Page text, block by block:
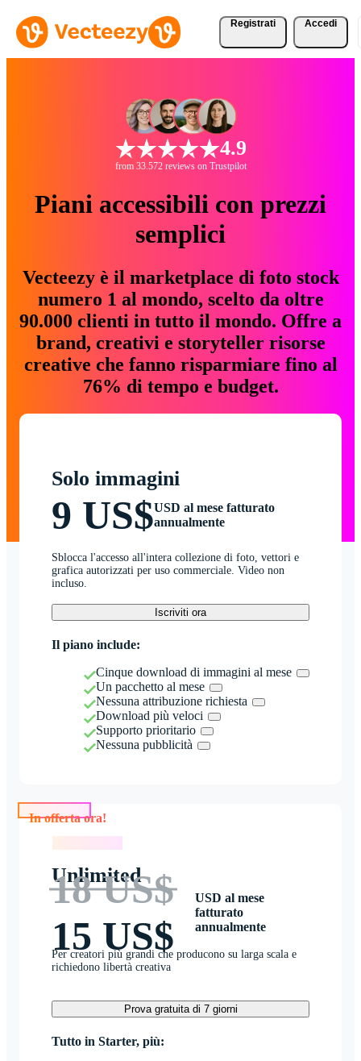
Registrati Accedi
4.9
from 33.572 reviews on Trustpilot
Piani accessibili con prezzi
semplici
Vecteezy è il marketplace di foto stock
numero 1 al mondo, scelto da oltre
90.000 clienti in tutto il mondo. Offre a
brand, creativi e storyteller risorse
creative che fanno risparmiare fino al
76% di tempo e budget.
Solo immagini
9 US$USD al mese fatturato
annualmente
Sblocca l'accesso all'intera collezione di foto, vettori e
grafica autorizzati per uso commerciale. Video non
incluso.
Iscriviti ora
Il piano include:
Cinque download di immagini al mese
Un pacchetto al mese
Nessuna attribuzione richiesta
Download più veloci
Supporto prioritario
Nessuna pubblicità
Unlimited
18 US$
15 US$
USD al mese
fatturato
annualmente
Per creatori più grandi che producono su larga scala e
richiedono libertà creativa
Prova gratuita di 7 giorni
Tutto in Starter, più: